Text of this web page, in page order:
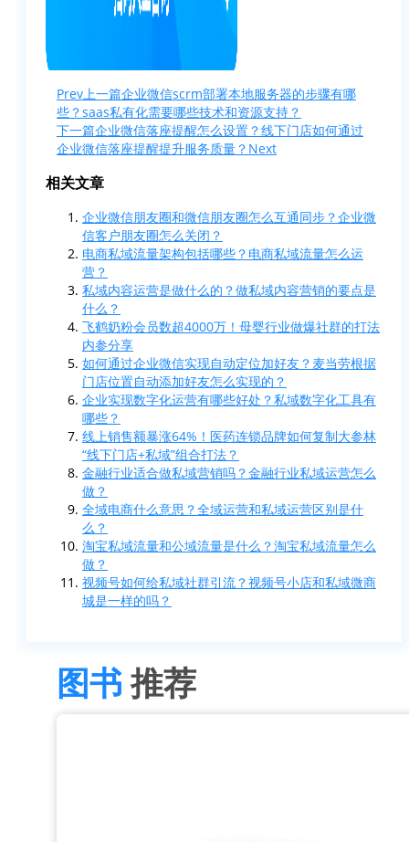
Prev上一篇企业微信scrm部署本地服务器的步骤有哪
些？saas私有化需要哪些技术和资源支持？
下一篇企业微信落座提醒怎么设置？线下门店如何通过
企业微信落座提醒提升服务质量？ Next
相关文章
企业微信朋友圈和微信朋友圈怎么互通同步？企业微
信客户朋友圈怎么关闭？
电商私域流量架构包括哪些？电商私域流量怎么运
营？
私域内容运营是做什么的？做私域内容营销的要点是
什么？
飞鹤奶粉会员数超4000万！母婴行业做爆社群的打法
内参分享
如何通过企业微信实现自动定位加好友？麦当劳根据
门店位置自动添加好友怎么实现的？
企业实现数字化运营有哪些好处？私域数字化工具有
哪些？
线上销售额暴涨64%！医药连锁品牌如何复制大参林
“线下门店+私域”组合打法？
金融行业适合做私域营销吗？金融行业私域运营怎么
做？
全域电商什么意思？全域运营和私域运营区别是什
么？
淘宝私域流量和公域流量是什么？淘宝私域流量怎么
做？
视频号如何给私域社群引流？视频号小店和私域微商
城是一样的吗？
图书推荐